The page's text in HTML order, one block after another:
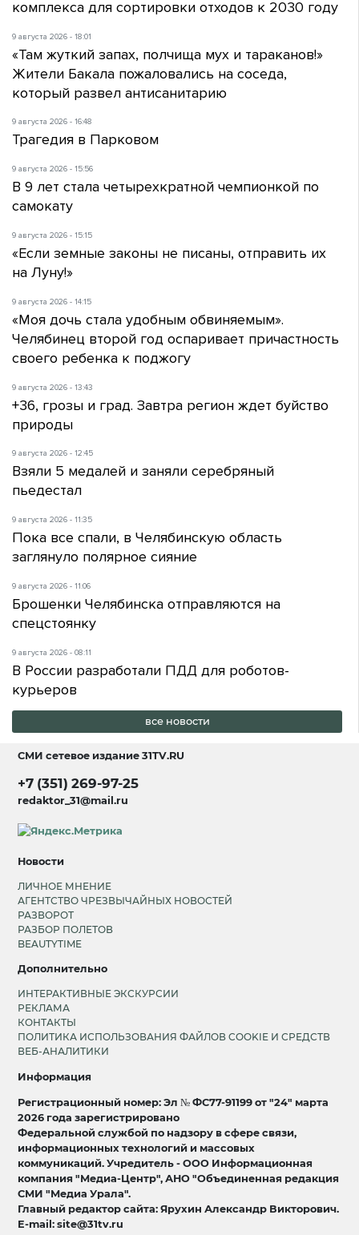
комплекса для сортировки отходов к 2030 году
9 августа 2026 - 18:01
«Там жуткий запах, полчища мух и тараканов!»
Жители Бакала пожаловались на соседа,
который развел антисанитарию
9 августа 2026 - 16:48
Трагедия в Парковом
9 августа 2026 - 15:56
В 9 лет стала четырехкратной чемпионкой по
самокату
9 августа 2026 - 15:15
«Если земные законы не писаны, отправить их
на Луну!»
9 августа 2026 - 14:15
«Моя дочь стала удобным обвиняемым».
Челябинец второй год оспаривает причастность
своего ребенка к поджогу
9 августа 2026 - 13:43
+36, грозы и град. Завтра регион ждет буйство
природы
9 августа 2026 - 12:45
Взяли 5 медалей и заняли серебряный
пьедестал
9 августа 2026 - 11:35
Пока все спали, в Челябинскую область
заглянуло полярное сияние
9 августа 2026 - 11:06
Брошенки Челябинска отправляются на
спецстоянку
9 августа 2026 - 08:11
В России разработали ПДД для роботов-
курьеров
все новости
СМИ сетевое издание31TV.RU
+7 (351) 269-97-25
redaktor_31@mail.ru
Новости
ЛИЧНОЕ МНЕНИЕ
АГЕНТСТВО ЧРЕЗВЫЧАЙНЫХ НОВОСТЕЙ
РАЗВОРОТ
РАЗБОР ПОЛЕТОВ
BEAUTYTIME
Дополнительно
ИНТЕРАКТИВНЫЕ ЭКСКУРСИИ
РЕКЛАМА
КОНТАКТЫ
ПОЛИТИКА ИСПОЛЬЗОВАНИЯ ФАЙЛОВ COOKIE И СРЕДСТВ
ВЕБ-АНАЛИТИКИ
Информация
Регистрационный номер: Эл № ФС77-91199 от "24" марта
2026 года зарегистрировано
Федеральной службой по надзору в сфере связи,
информационных технологий и массовых
коммуникаций. Учредитель - ООО Информационная
компания "Медиа-Центр", АНО "Объединенная редакция
СМИ "Медиа Урала".
Главный редактор сайта: Ярухин Александр Викторович.
E-mail: site@31tv.ru